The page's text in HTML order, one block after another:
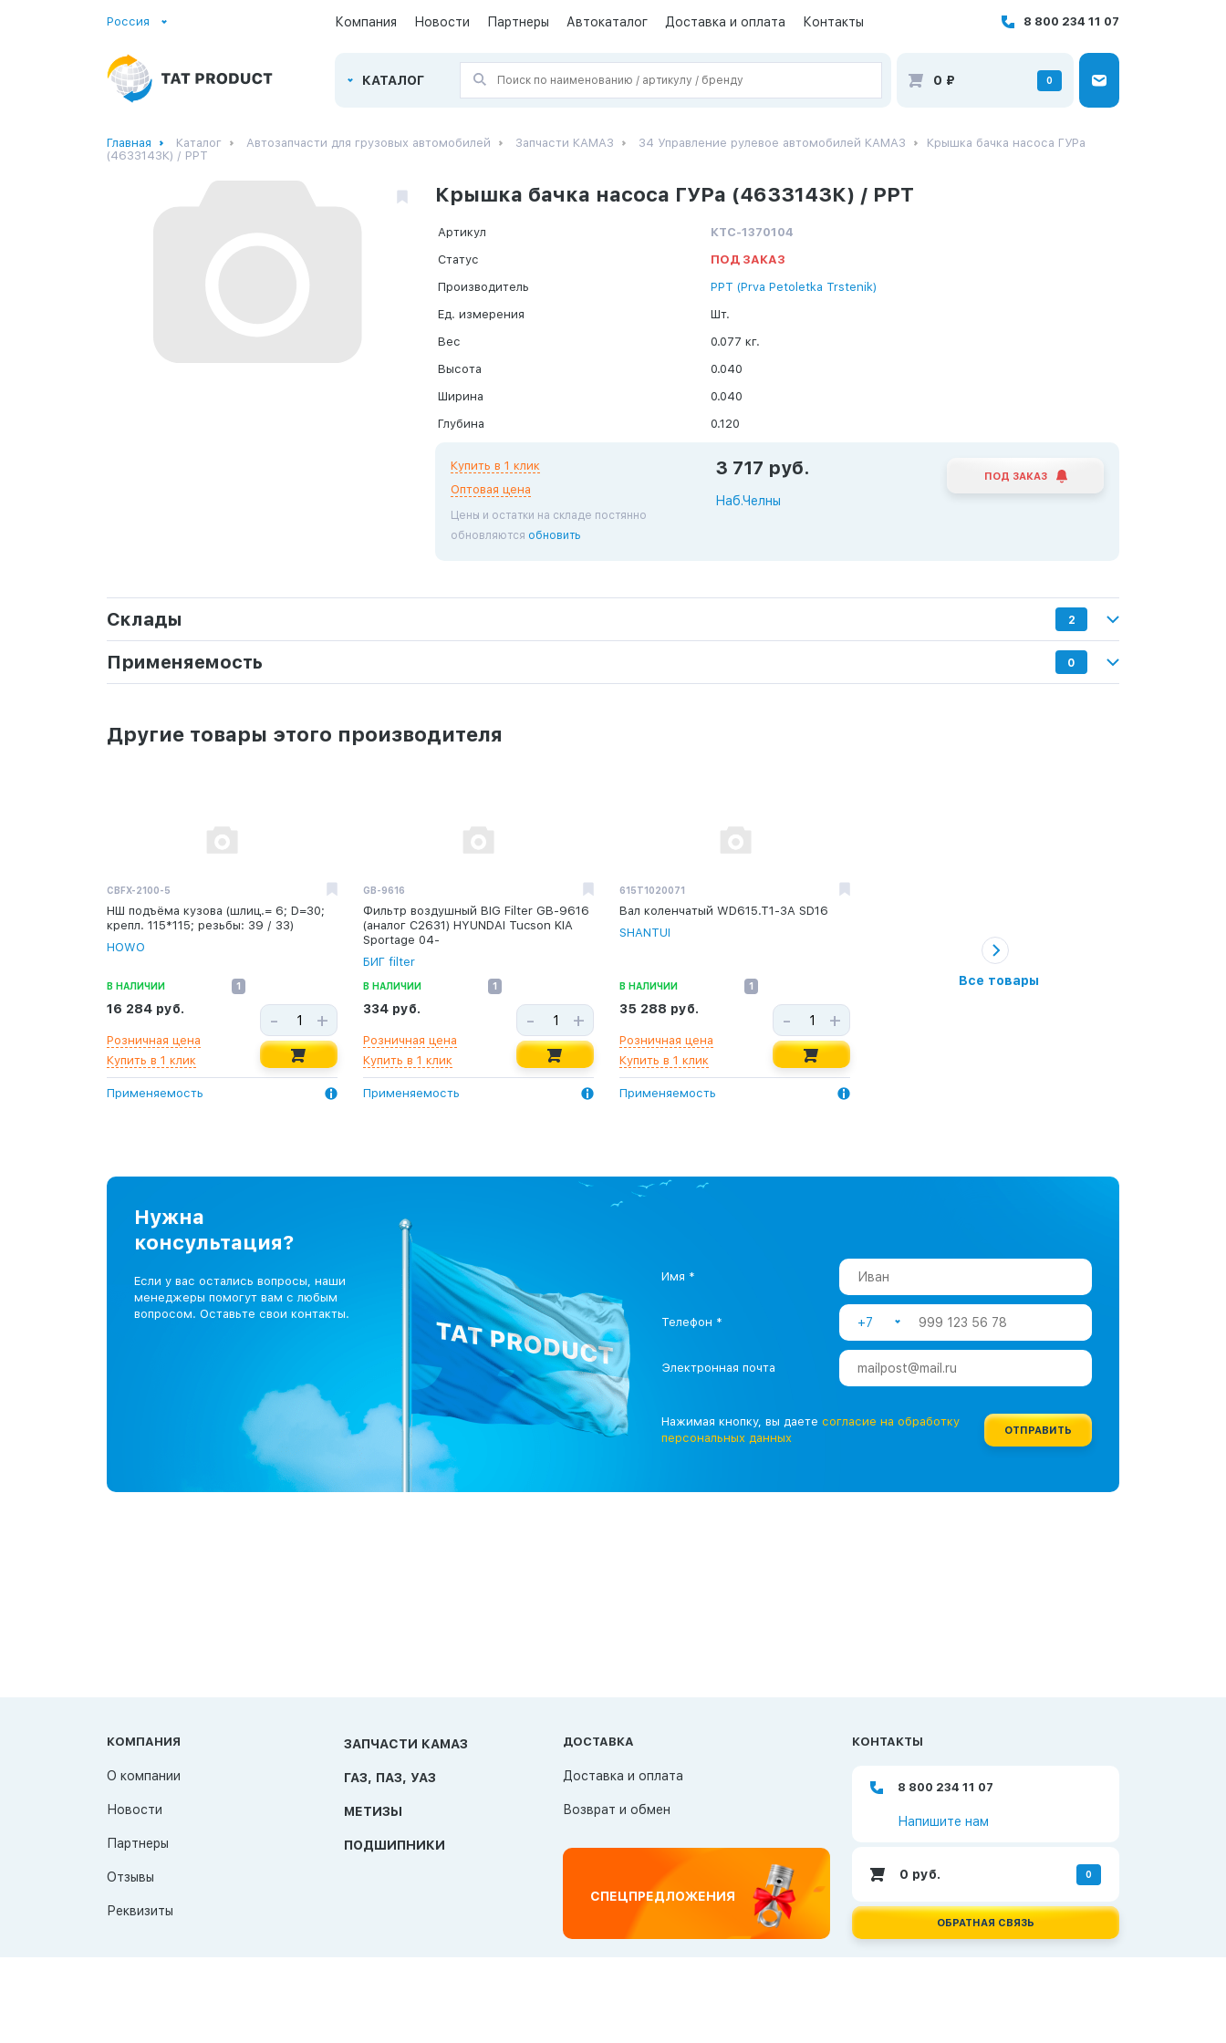
Россия Компания Новости Партнеры Автокаталог Доставка и оплата Контакты 8 800 234 11 07
КАТАЛОГ 0 ₽ 0
Главная Каталог Автозапчасти для грузовых автомобилей Запчасти КАМАЗ 34 Управление рулевое автомобилей КАМАЗ
Крышка бачка насоса ГУРа
(4633143К) / РРТ
Крышка бачка насоса ГУРа (4633143К) / РРТ
Артикул
КТС-1370104
Статус
ПОД ЗАКАЗ
Производитель
PPT (Prva Petoletka Trstenik)
Ед. измерения
Шт.
Вес
0.077 кг.
Высота
0.040
Ширина
0.040
Глубина
0.120
Купить в 1 клик
Оптовая цена
Цены и остатки на складе постянно
обновляются обновить
3 717 руб.
Наб.Челны
ПОД ЗАКАЗ
Склады 2
Применяемость 0
Другие товары этого производителя
CBFX-2100-5
НШ подъёма кузова (шлиц.= 6; D=30;
крепл. 115*115; резьбы: 39 / 33)
HOWO
В НАЛИЧИИ 1
16 284 руб.
Розничная цена
Купить в 1 клик
- +
Применяемость
GB-9616
Фильтр воздушный BIG Filter GB-9616
(аналог C2631) HYUNDAI Tucson KIA
Sportage 04-
БИГ filter
В НАЛИЧИИ 1
334 руб.
Розничная цена
Купить в 1 клик
- +
Применяемость
615T1020071
Вал коленчатый WD615.T1-3A SD16
SHANTUI
В НАЛИЧИИ 1
35 288 руб.
Розничная цена
Купить в 1 клик
- +
Применяемость
Все товары
Нужна
консультация?
Если у вас остались вопросы, наши
менеджеры помогут вам с любым
вопросом. Оставьте свои контакты.
Имя *
Телефон * +7
Электронная почта
Нажимая кнопку, вы даете согласие на обработку
персональных данных
ОТПРАВИТЬ
КОМПАНИЯ
О компании
Новости
Партнеры
Отзывы
Реквизиты
ЗАПЧАСТИ КАМАЗ
ГАЗ, ПАЗ, УАЗ
МЕТИЗЫ
ПОДШИПНИКИ
ДОСТАВКА
Доставка и оплата
Возврат и обмен
СПЕЦПРЕДЛОЖЕНИЯ
КОНТАКТЫ
8 800 234 11 07
Напишите нам
0 руб. 0
ОБРАТНАЯ СВЯЗЬ